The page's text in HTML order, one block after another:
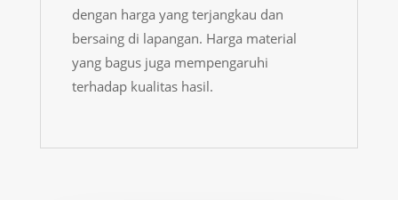
dengan harga yang terjangkau dan
bersaing di lapangan. Harga material
yang bagus juga mempengaruhi
terhadap kualitas hasil.